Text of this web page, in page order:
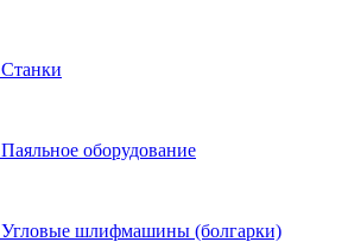
Станки
Паяльное оборудование
Угловые шлифмашины (болгарки)